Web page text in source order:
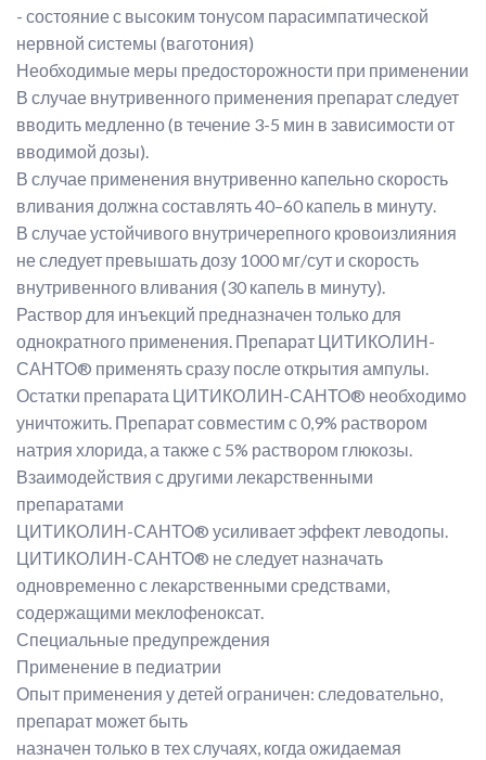
- состояние с высоким тонусом парасимпатической
нервной системы (ваготония)
Необходимые меры предосторожности при применении
В случае внутривенного применения препарат следует
вводить медленно (в течение 3-5 мин в зависимости от
вводимой дозы).
В случае применения внутривенно капельно скорость
вливания должна составлять 40–60 капель в минуту.
В случае устойчивого внутричерепного кровоизлияния
не следует превышать дозу 1000 мг/сут и скорость
внутривенного вливания (30 капель в минуту).
Раствор для инъекций предназначен только для
однократного применения. Препарат ЦИТИКОЛИН-
САНТО® применять сразу после открытия ампулы.
Остатки препарата ЦИТИКОЛИН-САНТО® необходимо
уничтожить. Препарат совместим с 0,9% раствором
натрия хлорида, а также с 5% раствором глюкозы.
Взаимодействия с другими лекарственными
препаратами
ЦИТИКОЛИН-САНТО® усиливает эффект леводопы.
ЦИТИКОЛИН-САНТО® не следует назначать
одновременно с лекарственными средствами,
содержащими меклофеноксат.
Специальные предупреждения
Применение в педиатрии
Опыт применения у детей ограничен: следовательно,
препарат может быть
назначен только в тех случаях, когда ожидаемая